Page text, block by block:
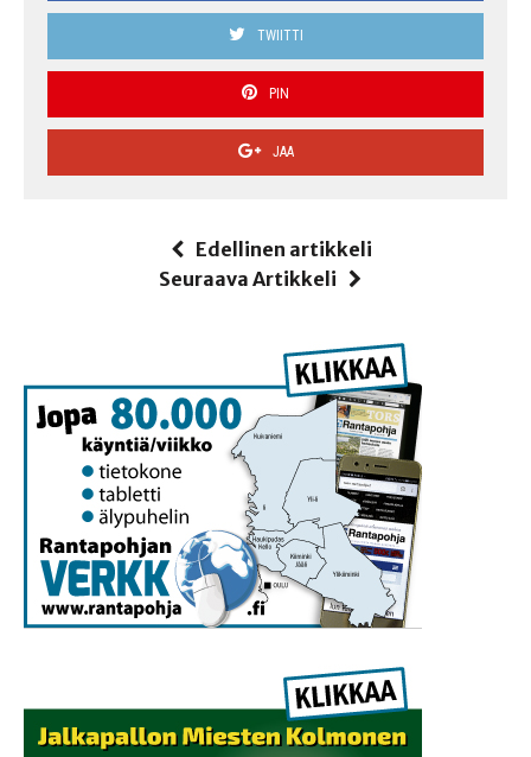
TWIITTI
PIN
JAA
Edellinen artikkeli
Seuraava Artikkeli